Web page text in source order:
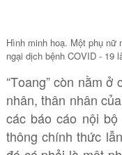
Hình minh hoạ. Một phụ
ngại dịch bệnh COVID - 19
“Toang” còn nằm
nhân, thân nhân
các báo cáo nội
thông chính thức